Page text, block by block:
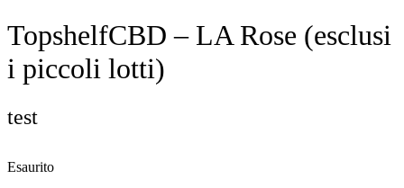
TopshelfCBD – LA Rose (esclusi
i piccoli lotti)
test
Esaurito